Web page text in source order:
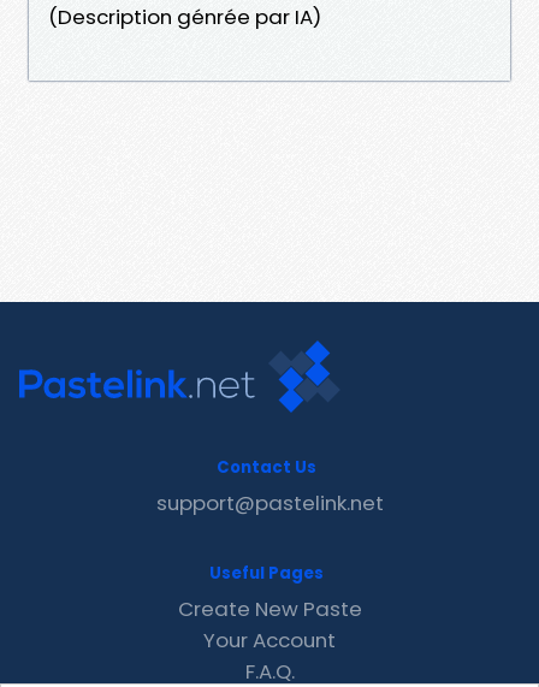
(Description génrée par IA)
Contact Us
support@pastelink.net
Useful Pages
Create New Paste
Your Account
F.A.Q.